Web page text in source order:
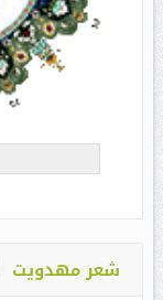
شعر مهدویت